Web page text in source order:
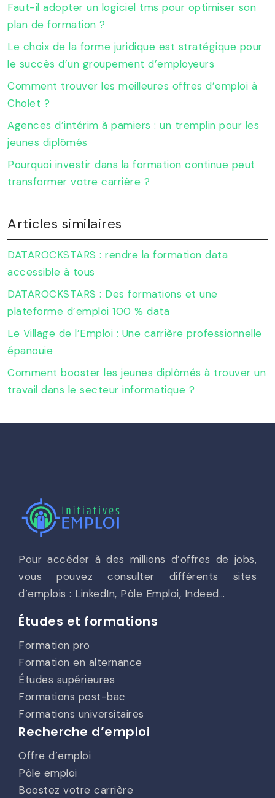
Faut-il adopter un logiciel tms pour optimiser son
plan de formation ?
Le choix de la forme juridique est stratégique pour
le succès d’un groupement d’employeurs
Comment trouver les meilleures offres d’emploi à
Cholet ?
Agences d’intérim à pamiers : un tremplin pour les
jeunes diplômés
Pourquoi investir dans la formation continue peut
transformer votre carrière ?
Articles similaires
DATAROCKSTARS : rendre la formation data
accessible à tous
DATAROCKSTARS : Des formations et une
plateforme d’emploi 100 % data
Le Village de l’Emploi : Une carrière professionnelle
épanouie
Comment booster les jeunes diplômés à trouver un
travail dans le secteur informatique ?
Pour accéder à des millions d’offres de jobs,
vous pouvez consulter différents sites
d’emplois : LinkedIn, Pôle Emploi, Indeed…
Études et formations
Formation pro
Formation en alternance
Études supérieures
Formations post-bac
Formations universitaires
Recherche d’emploi
Offre d’emploi
Pôle emploi
Boostez votre carrière